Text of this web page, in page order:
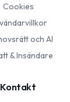
Cookies
och AI
& Insändare
Kontakt